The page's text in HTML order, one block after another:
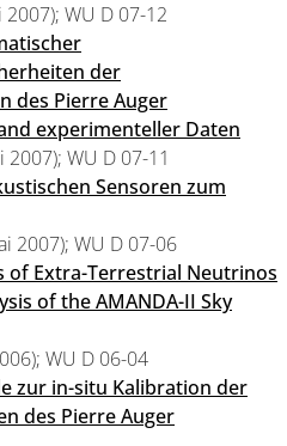
2007); WU D 07-12
der
des Pierre Auger
experimenteller Daten
WU D 07-11
Sensoren zum
2007); WU D 07-06
of Extra-Terrestrial Neutrinos
of the AMANDA-II Sky
WU D 06-04
zur in-situ Kalibration der
des Pierre Auger